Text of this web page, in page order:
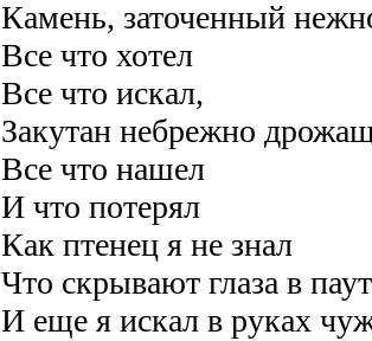
Камень, заточенный
Все что хотел
Все что искал,
Закутан небрежно
Все что нашел
И что потерял
Как птенец я не знал
Что скрывают глаза в
И еще я искал в руках